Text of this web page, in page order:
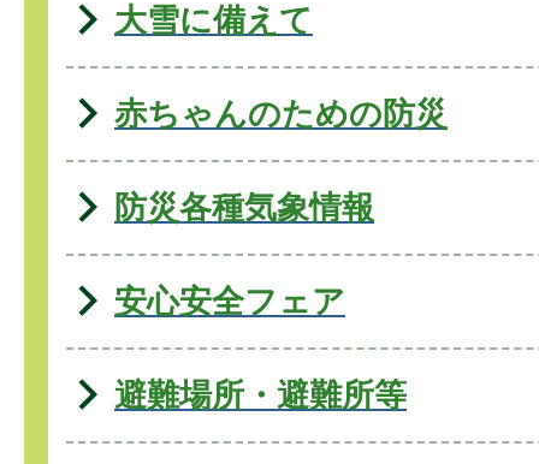
大雪に備えて
赤ちゃんのための防災
防災各種気象情報
安心安全フェア
避難場所・避難所等